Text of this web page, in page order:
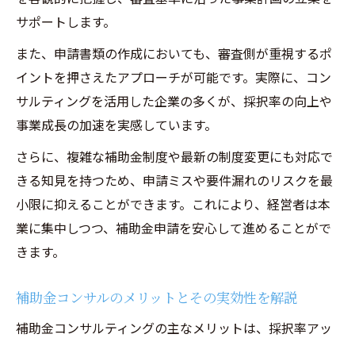
優先順位向上に不可欠な事前準備の進め方
助成金コンサルティングの専門知識が活き
る場面
補助金 中小企業診断士の活用法と役割
経営コンサルティングで差がつく申請書の
採択されやすい事業計画作成の具体的ポイント
経営コンサルティングが導く事業計画作成
のコツ
の付け方
事業計画に必要な要素と具体的なポイント
サポートします。
また、申請書類の作成においても、審査側が重視するポ
イントを押さえたアプローチが可能です。実際に、コン
サルティングを活用した企業の多くが、採択率の向上や
事業成長の加速を実感しています。
さらに、複雑な補助金制度や最新の制度変更にも対応で
きる知見を持つため、申請ミスや要件漏れのリスクを最
小限に抑えることができます。これにより、経営者は本
業に集中しつつ、補助金申請を安心して進めることがで
きます。
補助金コンサルのメリットとその実効性を解説
補助金コンサルティングの主なメリットは、採択率アッ